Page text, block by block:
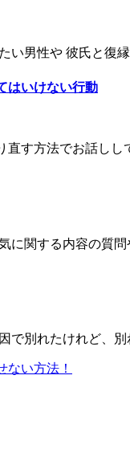
男性や 彼氏と復
はいけない行動
す方法でお話し
関する内容の質
別れたけれど、
い方法！